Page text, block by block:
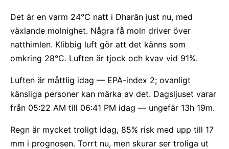
Det är en varm 24°C natt i Dharān just nu, med
växlande molnighet. Några få moln driver över
natthimlen. Klibbig luft gör att det känns som
omkring 28°C. Luften är tjock och kvav vid 91%.
Luften är måttlig idag — EPA-index 2; ovanligt
känsliga personer kan märka av det. Dagsljuset varar
från 05:22 AM till 06:41 PM idag — ungefär 13h 19m.
Regn är mycket troligt idag, 85% risk med upp till 17
mm i prognosen. Torrt nu, men skurar ser troliga ut